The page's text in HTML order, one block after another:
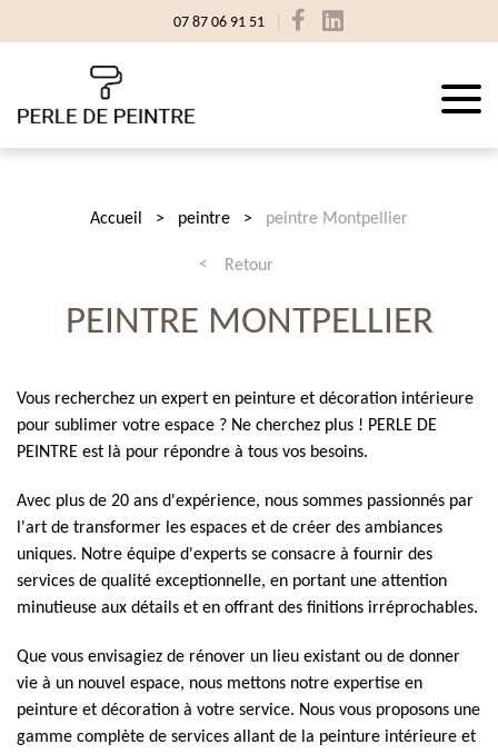
07 87 06 91 51
Accueil peintre peintre Montpellier
Retour
PEINTRE MONTPELLIER
Vous recherchez un expert en peinture et décoration intérieure
pour sublimer votre espace ? Ne cherchez plus ! PERLE DE
PEINTRE est là pour répondre à tous vos besoins.
Avec plus de 20 ans d'expérience, nous sommes passionnés par
l'art de transformer les espaces et de créer des ambiances
uniques. Notre équipe d'experts se consacre à fournir des
services de qualité exceptionnelle, en portant une attention
minutieuse aux détails et en offrant des finitions irréprochables.
Que vous envisagiez de rénover un lieu existant ou de donner
vie à un nouvel espace, nous mettons notre expertise en
peinture et décoration à votre service. Nous vous proposons une
gamme complète de services allant de la peinture intérieure et